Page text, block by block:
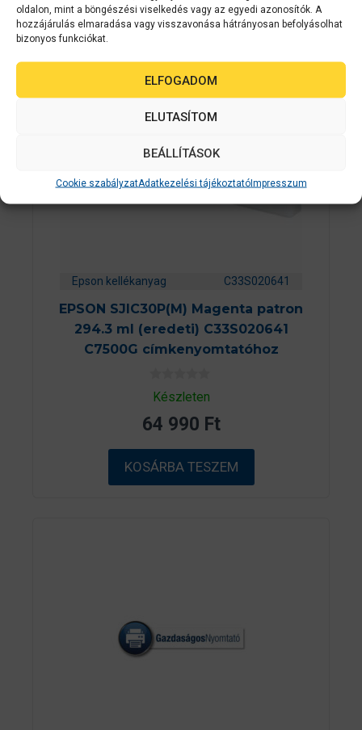
oldalon, mint a böngészési viselkedés vagy az egyedi azonosítók. A
hozzájárulás elmaradása vagy visszavonása hátrányosan befolyásolhat
bizonyos funkciókat.
ELFOGADOM
ELUTASÍTOM
BEÁLLÍTÁSOK
Cookie szabályzatAdatkezelési tájékoztatóImpresszum
Epson kellékanyag C33S020641
EPSON SJIC30P(M) Magenta patron
294.3 ml (eredeti) C33S020641
C7500G címkenyomtatóhoz
0
a
5
b
ő
l
Készleten
64 990 Ft
KOSÁRBA TESZEM